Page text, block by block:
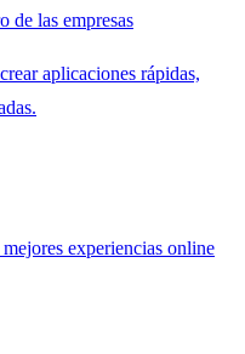
de las empresas
aplicaciones rápidas,
experiencias online